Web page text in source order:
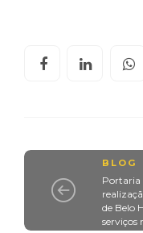
BLOG
Portaria
de Belo
serviços